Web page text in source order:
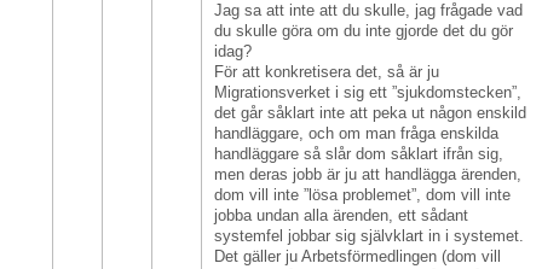
Jag sa att inte att du skulle, jag frågade vad
du skulle göra om du inte gjorde det du gör
idag?
För att konkretisera det, så är ju
Migrationsverket i sig ett ”sjukdomstecken”,
det går såklart inte att peka ut någon enskild
handläggare, och om man fråga enskilda
handläggare så slår dom såklart ifrån sig,
men deras jobb är ju att handlägga ärenden,
dom vill inte ”lösa problemet”, dom vill inte
jobba undan alla ärenden, ett sådant
systemfel jobbar sig självklart in i systemet.
Det gäller ju Arbetsförmedlingen (dom vill